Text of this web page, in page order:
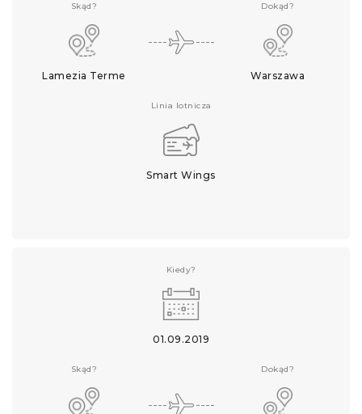
Skąd?
Lamezia Terme
Dokąd?
Warszawa
Linia lotnicza
Smart Wings
Kiedy?
01.09.2019
Skąd? Dokąd?